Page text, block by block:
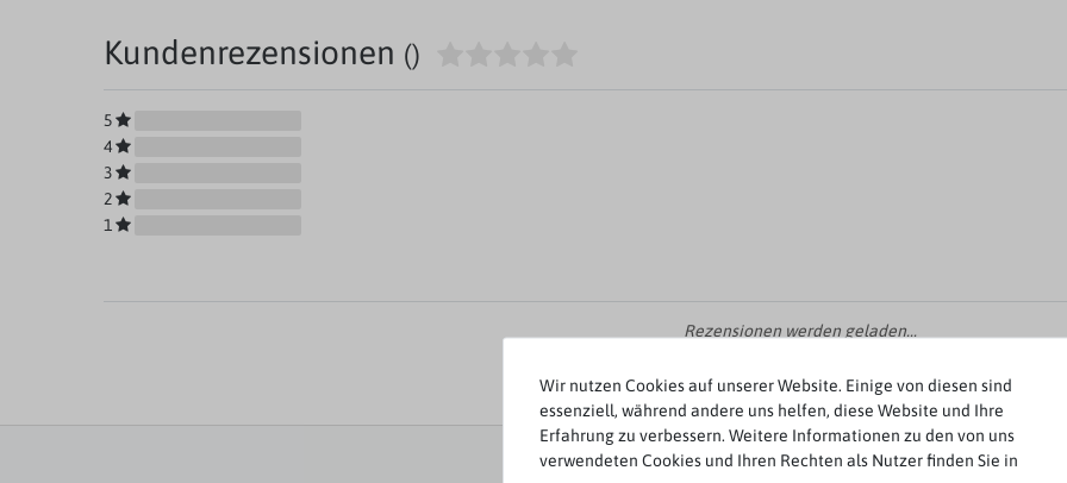
Kundenrezensionen ()
5
4
3
2
1
Rezensionen werden geladen...
Wir nutzen Cookies auf unserer Website. Einige von diesen sind
essenziell, während andere uns helfen, diese Website und Ihre
Erfahrung zu verbessern. Weitere Informationen zu den von uns
verwendeten Cookies und Ihren Rechten als Nutzer finden Sie in